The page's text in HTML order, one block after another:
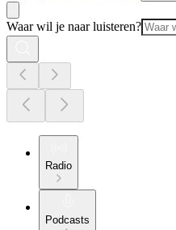
Waar wil je naar luisteren?
Radio
Podcasts